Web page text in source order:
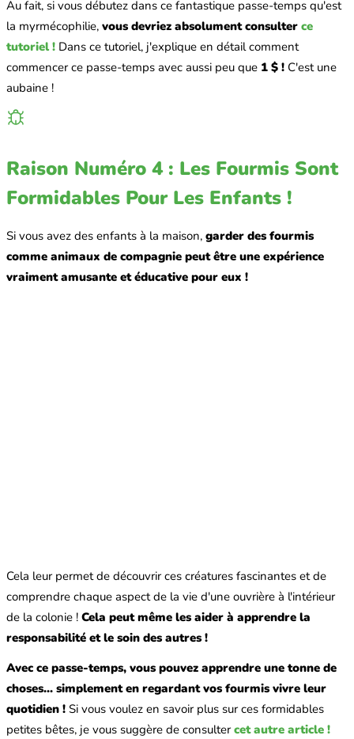
Au fait, si vous débutez dans ce fantastique passe-temps qu'est
la myrmécophilie, vous devriez absolument consulter ce
tutoriel ! Dans ce tutoriel, j'explique en détail comment
commencer ce passe-temps avec aussi peu que 1 $ ! C'est une
aubaine !
Raison Numéro 4 : Les Fourmis Sont
Formidables Pour Les Enfants !
Si vous avez des enfants à la maison, garder des fourmis
comme animaux de compagnie peut être une expérience
vraiment amusante et éducative pour eux !
Cela leur permet de découvrir ces créatures fascinantes et de
comprendre chaque aspect de la vie d'une ouvrière à l'intérieur
de la colonie ! Cela peut même les aider à apprendre la
responsabilité et le soin des autres !
Avec ce passe-temps, vous pouvez apprendre une tonne de
choses... simplement en regardant vos fourmis vivre leur
quotidien ! Si vous voulez en savoir plus sur ces formidables
petites bêtes, je vous suggère de consultercet autre article !